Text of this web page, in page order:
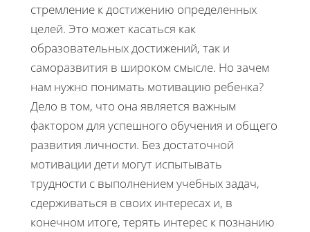
стремление к достижению определенных
целей. Это может касаться как
образовательных достижений, так и
саморазвития в широком смысле. Но зачем
нам нужно понимать мотивацию ребенка?
Дело в том, что она является важным
фактором для успешного обучения и общего
развития личности. Без достаточной
мотивации дети могут испытывать
трудности с выполнением учебных задач,
сдерживаться в своих интересах и, в
конечном итоге, терять интерес к познанию